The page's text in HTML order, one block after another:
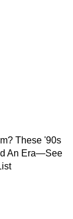
क्यों उठाना
एक बेहद
को डर है कि
मौजूद है,
का